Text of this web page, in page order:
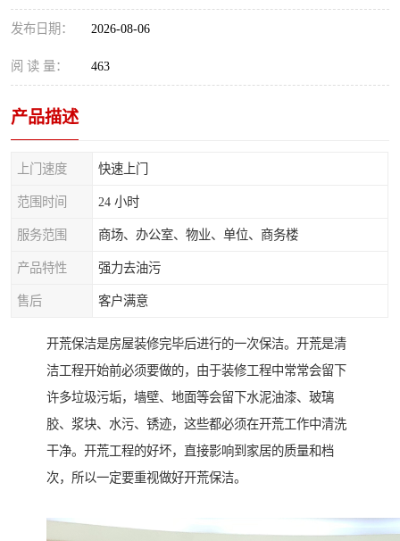
发布日期： 2026-08-06
阅 读 量： 463
产品描述
上门速度 快速上门
范围时间 24 小时
服务范围 商场、办公室、物业、单位、商务楼
产品特性 强力去油污
售后 客户满意
开荒保洁是房屋装修完毕后进行的一次保洁。开荒是清
洁工程开始前必须要做的，由于装修工程中常常会留下
许多垃圾污垢，墙壁、地面等会留下水泥油漆、玻璃
胶、浆块、水污、锈迹，这些都必须在开荒工作中清洗
干净。开荒工程的好坏，直接影响到家居的质量和档
次，所以一定要重视做好开荒保洁。